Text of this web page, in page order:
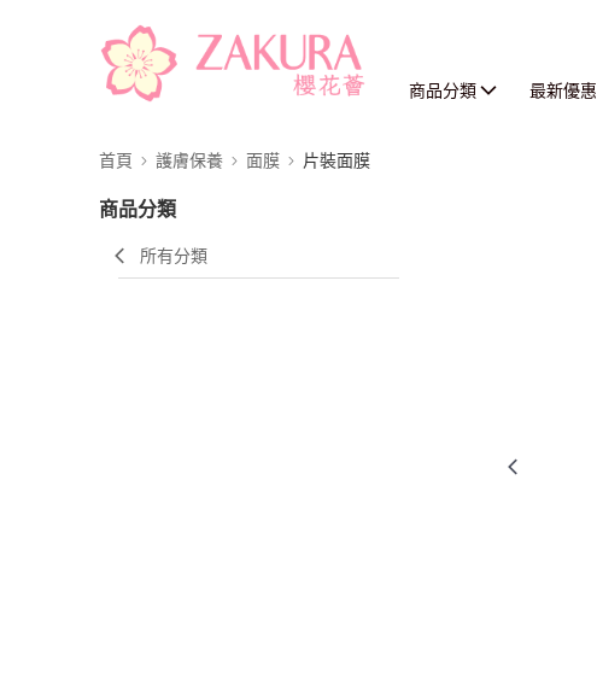
商品分類 最新優惠
首頁 護膚保養 面膜 片裝面膜
商品分類
所有分類